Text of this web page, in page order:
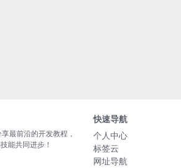
最前沿的开发教程，
能共同进步！
快速导航
个人中心
标签云
网址导航